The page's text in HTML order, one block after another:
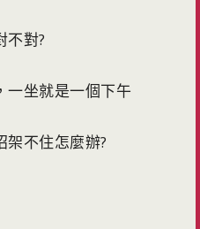
不對?
一坐就是一個下午
架不住怎麼辦?